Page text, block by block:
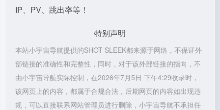
IP、PV、跳出率等！
特别声明
本站小宇宙导航提供的SHOT SLEEK都来源于网络，不保证外
部链接的准确性和完整性，同时，对于该外部链接的指向，不
由小宇宙导航实际控制，在2026年7月5日 下午4:29收录时，
该网页上的内容，都属于合规合法，后期网页的内容如出现违
规，可以直接联系网站管理员进行删除，小宇宙导航不承担任